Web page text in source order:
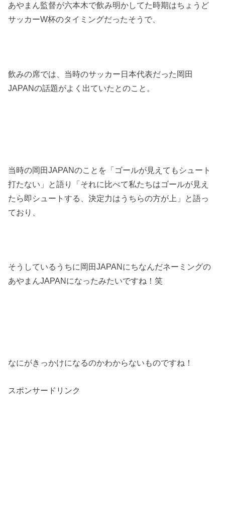
あやまん監督が六本木で飲み明かしてた時期はちょうど
サッカーW杯のタイミングだったそうで、
飲みの席では、当時のサッカー日本代表だった岡田
JAPANの話題がよく出ていたとのこと。
当時の岡田JAPANのことを「ゴールが見えてもシュート
打たない」と語り「それに比べて私たちはゴールが見え
たら即シュートする、決定力はうちらの方が上」と語っ
ており、
そうしているうちに岡田JAPAN にちなんだネーミングの
あやまんJAPAN になったみたいですね！笑
なにがきっかけになるのかわからないものですね！
スポンサードリンク